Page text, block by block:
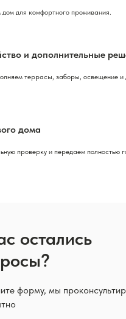
для комфортного проживания.
и дополнительные
террасы, заборы, освещение и
дома
проверку и передаем полностью
остались
форму, мы